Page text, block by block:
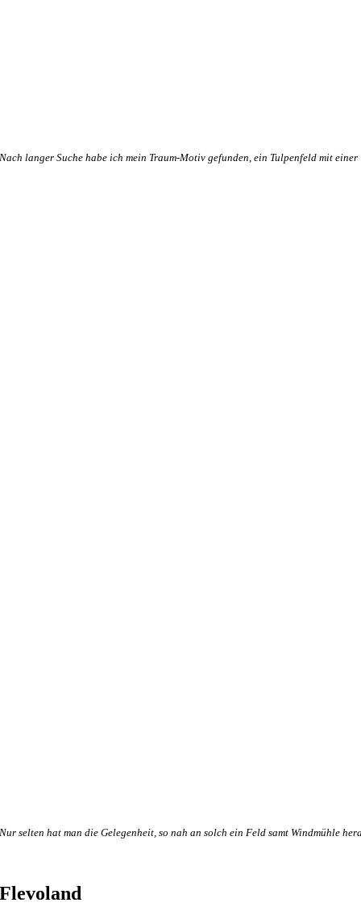
Nach langer Suche habe ich mein Traum-Motiv gefunden, ein Tulpenfeld mit
Nur selten hat man die Gelegenheit, so nah an solch ein Feld samt Windmühle
Flevoland